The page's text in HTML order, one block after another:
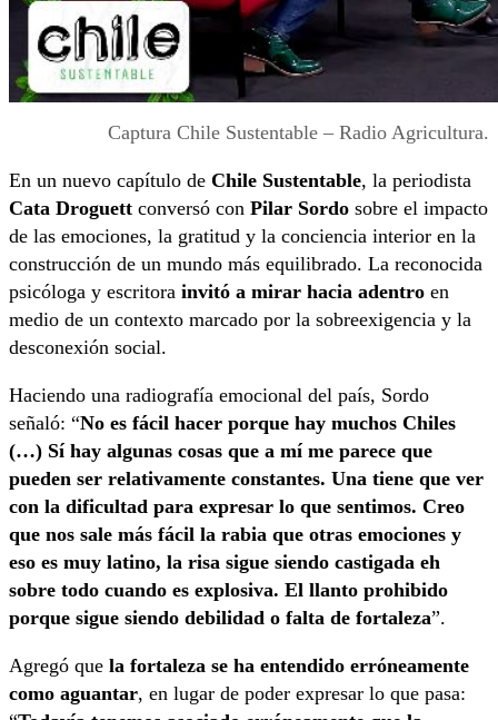
Captura Chile Sustentable – Radio Agricultura.
En un nuevo capítulo de Chile Sustentable, la periodista
Cata Droguett conversó con Pilar Sordo sobre el impacto
de las emociones, la gratitud y la conciencia interior en la
construcción de un mundo más equilibrado. La reconocida
psicóloga y escritora invitó a mirar hacia adentro en
medio de un contexto marcado por la sobreexigencia y la
desconexión social.
Haciendo una radiografía emocional del país, Sordo
señaló: “No es fácil hacer porque hay muchos Chiles
(…) Sí hay algunas cosas que a mí me parece que
pueden ser relativamente constantes. Una tiene que ver
con la dificultad para expresar lo que sentimos. Creo
que nos sale más fácil la rabia que otras emociones y
eso es muy latino, la risa sigue siendo castigada eh
sobre todo cuando es explosiva. El llanto prohibido
porque sigue siendo debilidad o falta de fortaleza”.
Agregó que la fortaleza se ha entendido erróneamente
como aguantar, en lugar de poder expresar lo que pasa: